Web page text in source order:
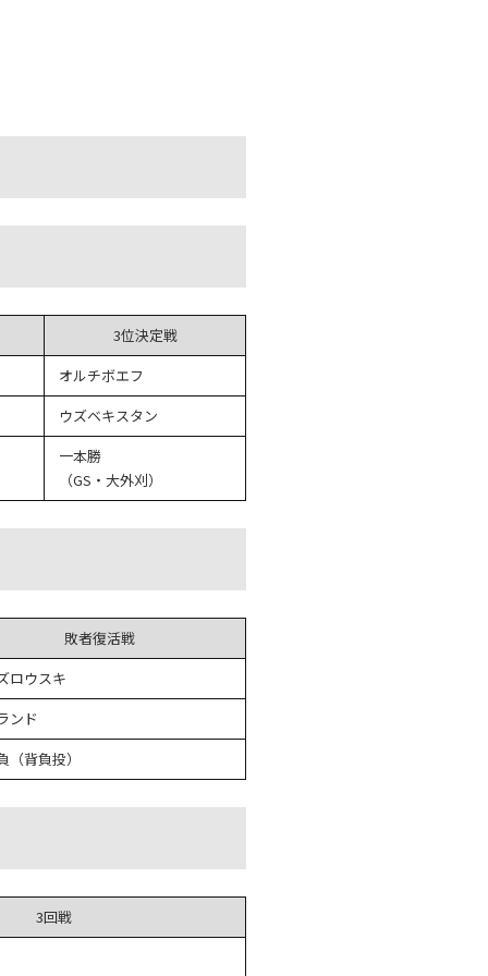
3位決定戦
オルチボエフ
ウズベキスタン
一本勝
（GS・大外刈）
敗者復活戦
ロウスキ
ンド
（背負投）
3回戦